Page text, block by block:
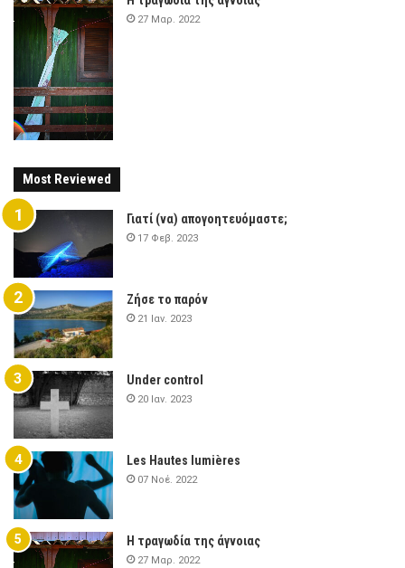
27 Μαρ. 2022
Most Reviewed
Γιατί (να) απογοητευόμαστε;
17 Φεβ. 2023
Ζήσε το παρόν
21 Ιαν. 2023
Under control
20 Ιαν. 2023
Les Hautes lumières
07 Νοέ. 2022
Η τραγωδία της άγνοιας
27 Μαρ. 2022